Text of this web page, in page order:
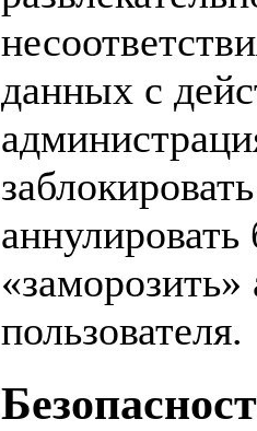
данных с
«заморозить»
пользователя.